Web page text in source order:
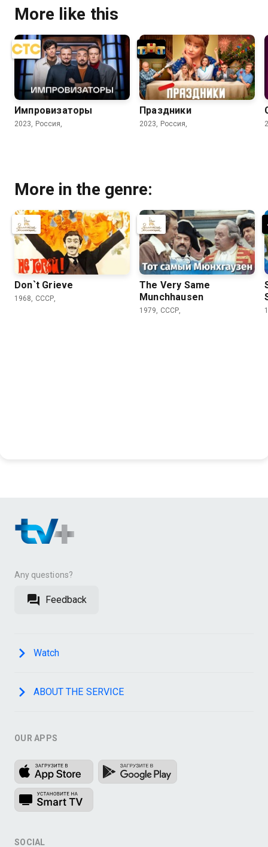
More like this
Импровизаторы
2023, Россия,
Праздники
2023, Россия,
More in the genre:
Don`t Grieve
1968, СССР,
The Very Same
Munchhausen
1979, СССР,
Any questions?
Feedback
Watch
ABOUT THE SERVICE
OUR APPS
SOCIAL